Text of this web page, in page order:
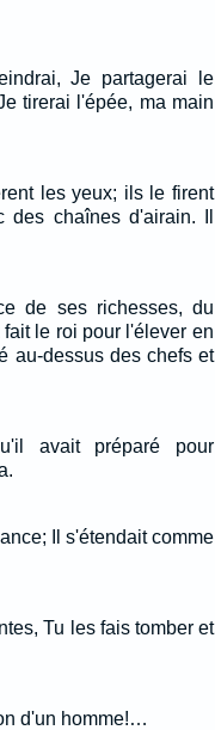
Je partagerai le
tirerai l'épée, ma main
les yeux; ils le firent
chaînes d'airain. Il
de ses richesses, du
le roi pour l'élever en
au-dessus des chefs et
avait préparé pour
Il s'étendait comme
Tu les fais tomber et
d'un homme!…